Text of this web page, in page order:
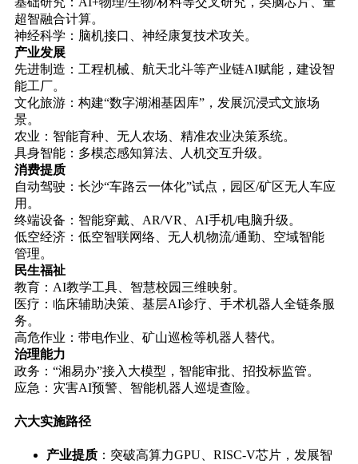
超智融合计算。
神经科学：脑机接口、神经康复技术攻关。
产业发展
先进制造：工程机械、航天北斗等产业链AI赋能，建设智
能工厂。
文化旅游：构建“数字湖湘基因库”，发展沉浸式文旅场
景。
农业：智能育种、无人农场、精准农业决策系统。
具身智能：多模态感知算法、人机交互升级。
消费提质
自动驾驶：长沙“车路云一体化”试点，园区/矿区无人车应
用。
终端设备：智能穿戴、AR/VR、AI手机/电脑升级。
低空经济：低空智联网络、无人机物流/通勤、空域智能
管理。
民生福祉
教育：AI教学工具、智慧校园三维映射。
医疗：临床辅助决策、基层AI诊疗、手术机器人全链条服
务。
高危作业：带电作业、矿山巡检等机器人替代。
治理能力
政务：“湘易办”接入大模型，智能审批、招投标监管。
应急：灾害AI预警、智能机器人巡堤查险。
六大实施路径
产业提质 ：突破高算力GPU、RISC-V芯片，发展智